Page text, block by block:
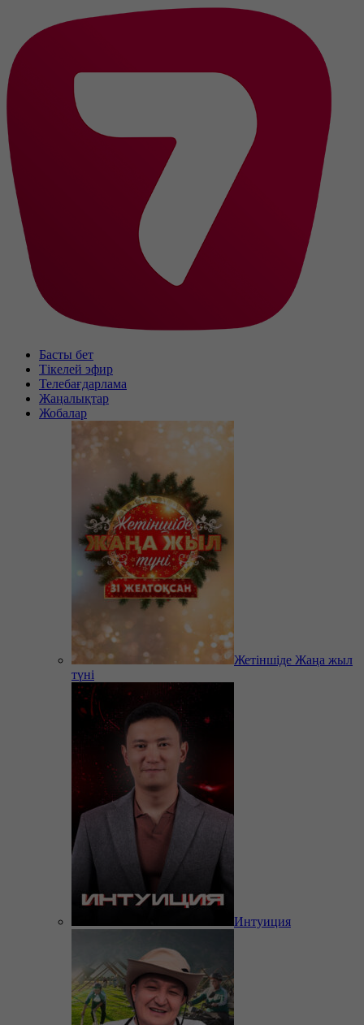
Басты бет
Тікелей эфир
Телебағдарлама
Жаңалықтар
Жобалар
Жетіншіде Жаңа жыл
түні
Интуиция